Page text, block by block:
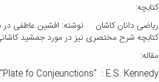
کتابچه:
کتابچه شرح مختصری نیز در مورد جمشید
مقاله:
fo Conjeunctions" : E.S. Kennedy